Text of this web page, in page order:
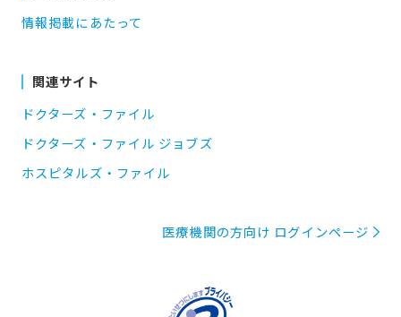
情報掲載にあたって
関連サイト
ドクターズ・ファイル
ドクターズ・ファイル ジョブズ
ホスピタルズ・ファイル
医療機関の方向け ログインページ